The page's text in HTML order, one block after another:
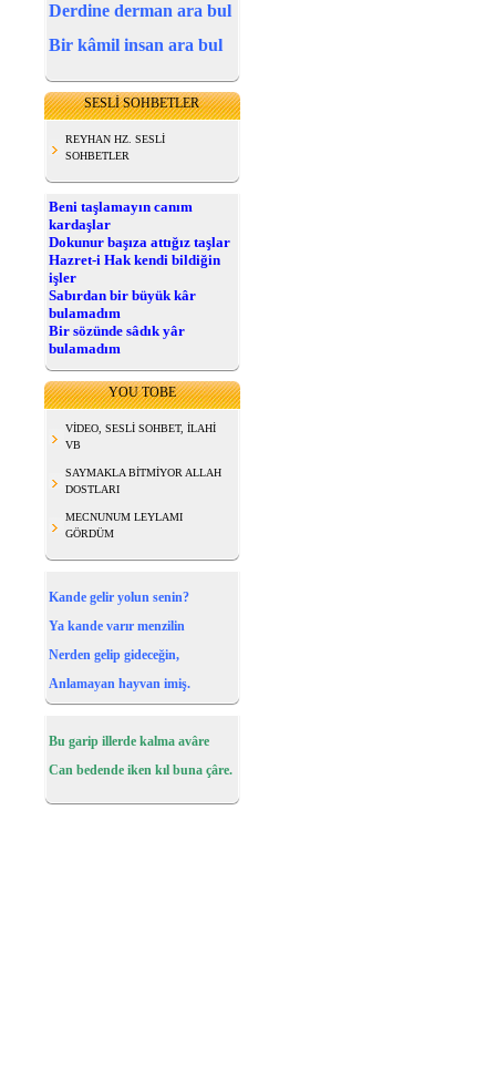
Derdine derman ara bul
Bir kâmil insan ara bul
SESLİ SOHBETLER
REYHAN HZ. SESLİ
SOHBETLER
Beni taşlamayın canım
kardaşlar
Dokunur başıza attığız taşlar
Hazret-i Hak kendi bildiğin
işler
Sabırdan bir büyük kâr
bulamadım
Bir sözünde sâdık yâr
bulamadım
YOU TOBE
VİDEO, SESLİ SOHBET, İLAHİ
VB
SAYMAKLA BİTMİYOR ALLAH
DOSTLARI
MECNUNUM LEYLAMI
GÖRDÜM
Kande gelir yolun senin?
Ya kande varır menzilin
Nerden gelip gideceğin,
Anlamayan hayvan imiş.
Bu garip illerde kalma avâre
Can bedende iken kıl buna çâre.